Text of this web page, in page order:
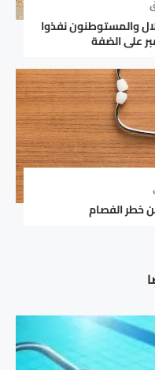
والمستوطنون نفذوا
خطر الفصام